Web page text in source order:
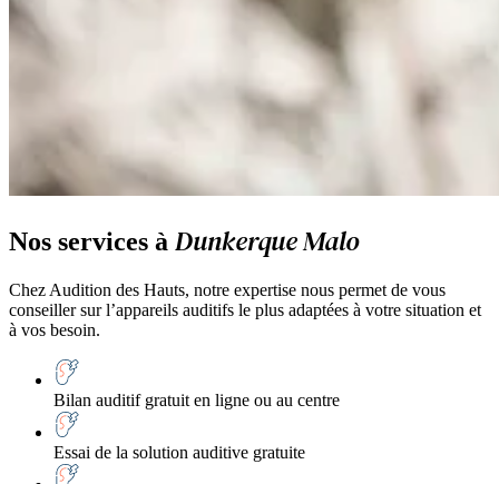
Nos services à Dunkerque Malo
Chez Audition des Hauts, notre expertise nous permet de vous
conseiller sur l’appareils auditifs le plus adaptées à votre situation et
à vos besoin.
Bilan auditif gratuit en ligne ou au centre
Essai de la solution auditive gratuite